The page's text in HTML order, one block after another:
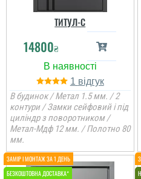
ТИТУЛ-С
14800₴
1
В будинок / Метал 1.5 мм. / 2
контури / Замки сейфовий і під
циліндр з поворотником /
Метал-Мдф 12 мм. / Полотно 80
мм.